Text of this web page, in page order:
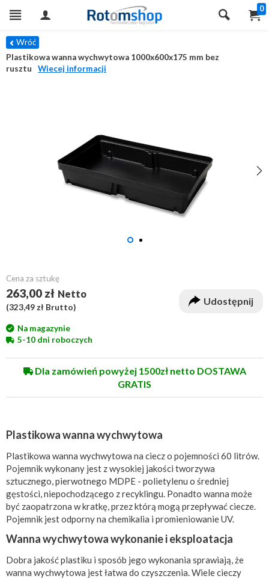
0
Wróć
Plastikowa wanna wychwytowa 1000x600x175 mm bez
rusztu
Wiecej informacji
Cena za sztukę
263,00 zł Netto
(323,49 zł Brutto)
Udostępnij
Na magazynie
5-10 dni roboczych
Dla zamówień powyżej 1500zł netto DOSTAWA
GRATIS
Plastikowa wanna wychwytowa
Plastikowa wanna wychwytowa na ciecz o pojemności 60 litrów.
Pojemnik wykonany jest z wysokiej jakości tworzywa
sztucznego, pierwotnego MDPE - polietylenu o średniej
gęstości, niepochodzącego z recyklingu. Ponadto wanna może
być zaopatrzona w kratkę, przez którą mogą przepływać ciecze.
Pojemnik jest odporny na chemikalia i promieniowanie UV.
Wanna wychwytowa wykonanie i eksploatacja
Dobra jakość plastiku i sposób jego wykonania sprawiają, że
wanna wychwytowa jest łatwa do czyszczenia. Wiele cieczy